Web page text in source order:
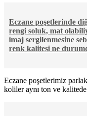
Eczane poşetlerinde
rengi soluk, mat
imaj sergilenmesine
renk kalitesi ne
Eczane poşetlerimiz
koliler aynı ton ve